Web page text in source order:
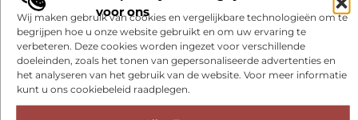
voor ons
Wij maken gebruik van cookies en vergelijkbare technologieën om te
begrijpen hoe u onze website gebruikt en om uw ervaring te
verbeteren. Deze cookies worden ingezet voor verschillende
doeleinden, zoals het tonen van gepersonaliseerde advertenties en
het analyseren van het gebruik van de website. Voor meer informatie
kunt u ons cookiebeleid raadplegen.